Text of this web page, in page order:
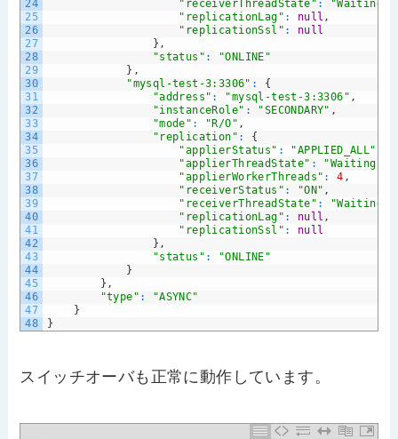
24
25
26
27
28
29
30
31
32
33
34
35
36
37
38
39
40
41
42
43
44
45
46
47
48
"receiverThreadState" :
"Waiting
"replicationLag" : null ,
"replicationSsl" :
null
} ,
"status" :
"ONLINE"
} ,
"mysql-test-3:3306" :
{
"address" : "mysql-test-3:3306" ,
"instanceRole" : "SECONDARY" ,
"mode" : "R/O" ,
"replication" :
{
"applierStatus" : "APPLIED_ALL"
"applierThreadState" :
"Waiting
"applierWorkerThreads" : 4 ,
"receiverStatus" : "ON" ,
"receiverThreadState" :
"Waiting
"replicationLag" : null ,
"replicationSsl" :
null
} ,
"status" :
"ONLINE"
}
} ,
"type" :
"ASYNC"
}
}
スイッチオーバも正常に動作しています。